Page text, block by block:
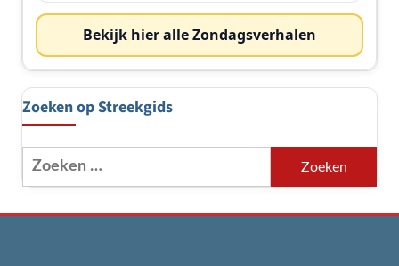
Bekijk hier alle Zondagsverhalen
Zoeken op Streekgids
Zoeken
naar: